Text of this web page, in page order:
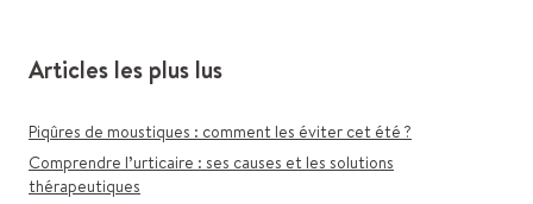
Articles les plus lus
Piqûres de moustiques : comment les éviter cet été ?
Comprendre l’urticaire : ses causes et les solutions
thérapeutiques